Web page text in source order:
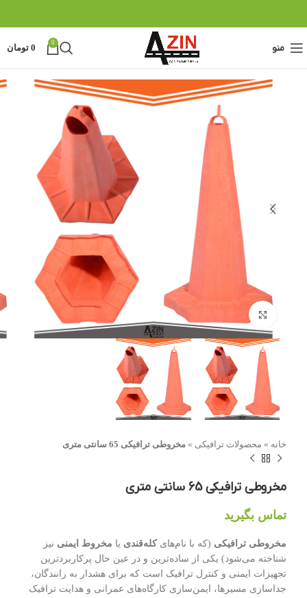
منو 0
0 تومان
بزرگنمایی تصویر
خانه » محصولات ترافیکی » مخروطی ترافیکی 65 سانتی متری
مخروطی ترافیکی 65 سانتی متری
تماس بگیرید
مخروطی ترافیکی (که با نام‌های کله‌قندی یا مخروط ایمنی نیز
شناخته می‌شود) یکی از ساده‌ترین و در عین حال پرکاربردترین
تجهیزات ایمنی و کنترل ترافیک است که برای هشدار به رانندگان،
جداسازی مسیرها، ایمن‌سازی کارگاه‌های عمرانی و هدایت ترافیک